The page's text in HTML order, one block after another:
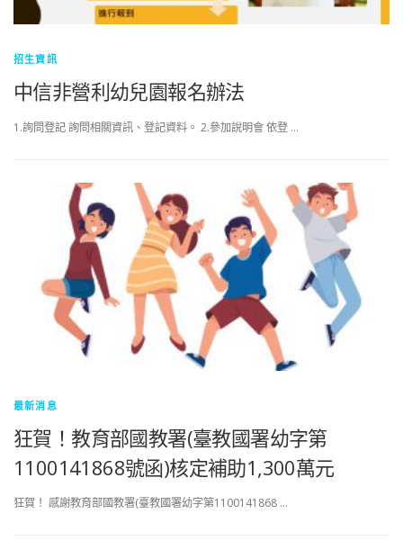
招生資訊
中信非營利幼兒園報名辦法
1.詢問登記 詢問相關資訊、登記資料。 2.參加說明會 依登 …
最新消息
狂賀！教育部國教署(臺教國署幼字第
1100141868號函)核定補助1,300萬元
狂賀！ 感謝教育部國教署(臺教國署幼字第1100141868 …